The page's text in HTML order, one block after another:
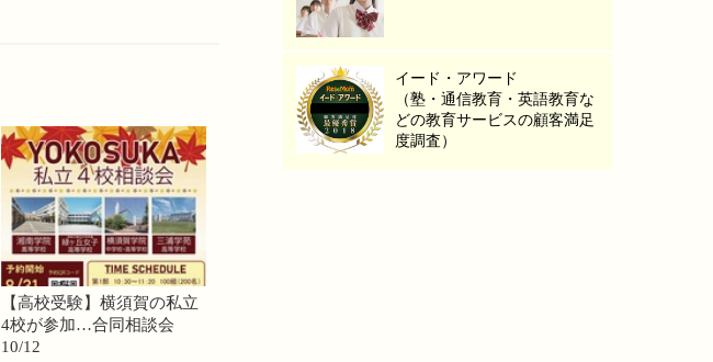
【高校受験】横須賀の私立
4校が参加…合同相談会
10/12
イード・アワード
（塾・通信教育・英語教育な
どの教育サービスの顧客満足
度調査）